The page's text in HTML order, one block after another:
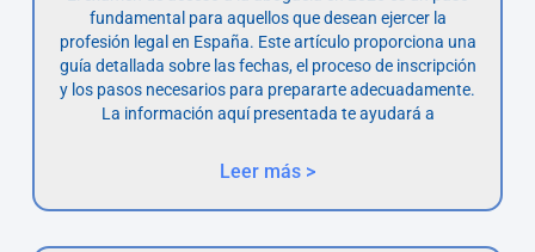
fundamental para aquellos que desean ejercer la
profesión legal en España. Este artículo proporciona una
guía detallada sobre las fechas, el proceso de inscripción
y los pasos necesarios para prepararte adecuadamente.
La información aquí presentada te ayudará a
Leer más >